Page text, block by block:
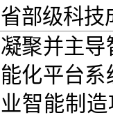
省部级科技
凝聚并主导
能化平台
业智能制